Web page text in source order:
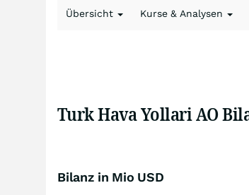
Übersicht Kurse & Analysen
Turk Hava Yollari AO
Bilanz in Mio USD